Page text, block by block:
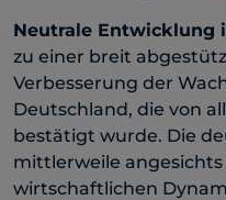
Neutrale Entwicklung
zu einer breit
Verbesserung der
Deutschland, die von
bestätigt wurde. Die
mittlerweile
wirtschaftlichen